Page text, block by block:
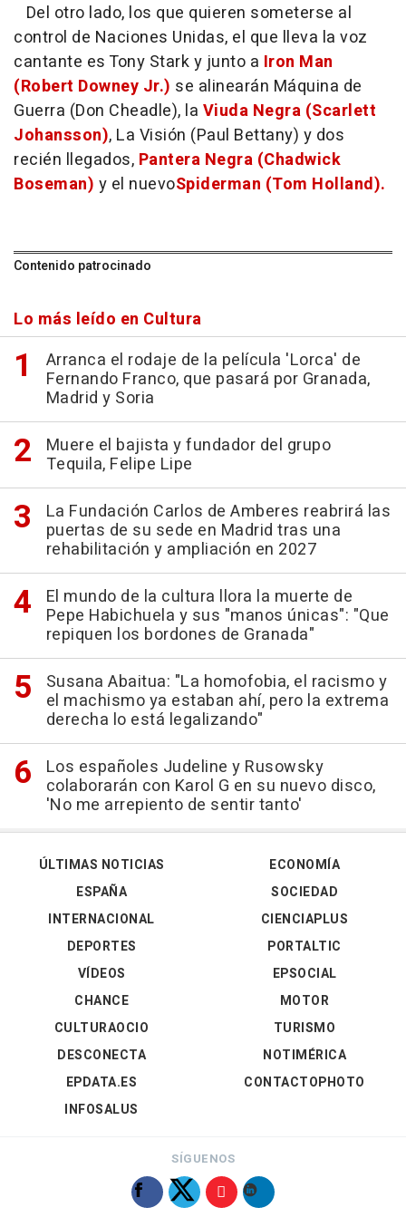
Del otro lado, los que quieren someterse al
control de Naciones Unidas, el que lleva la voz
cantante es Tony Stark y junto a Iron Man
(Robert Downey Jr.) se alinearán Máquina de
Guerra (Don Cheadle), la Viuda Negra (Scarlett
Johansson), La Visión (Paul Bettany) y dos
recién llegados, Pantera Negra (Chadwick
Boseman) y el nuevoSpiderman (Tom Holland).
Contenido patrocinado
Lo más leído en Cultura
Arranca el rodaje de la película 'Lorca' de
Fernando Franco, que pasará por Granada,
Madrid y Soria
Muere el bajista y fundador del grupo
Tequila, Felipe Lipe
La Fundación Carlos de Amberes reabrirá las
puertas de su sede en Madrid tras una
rehabilitación y ampliación en 2027
El mundo de la cultura llora la muerte de
Pepe Habichuela y sus "manos únicas": "Que
repiquen los bordones de Granada"
Susana Abaitua: "La homofobia, el racismo y
el machismo ya estaban ahí, pero la extrema
derecha lo está legalizando"
Los españoles Judeline y Rusowsky
colaborarán con Karol G en su nuevo disco,
'No me arrepiento de sentir tanto'
ÚLTIMAS NOTICIAS
ESPAÑA
INTERNACIONAL
DEPORTES
VÍDEOS
ECONOMÍA
SOCIEDAD
CIENCIAPLUS
PORTALTIC
EPSOCIAL
CHANCE
CULTURAOCIO
DESCONECTA
EPDATA.ES
INFOSALUS
MOTOR
TURISMO
NOTIMÉRICA
CONTACTOPHOTO
SÍGUENOS